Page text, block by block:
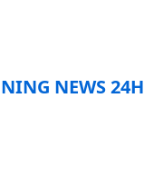
NEWS 24H